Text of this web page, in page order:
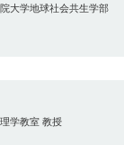
大学地球社会共生学部
学教室 教授